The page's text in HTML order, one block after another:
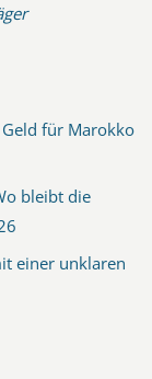
für Marokko
bleibt die
einer unklaren